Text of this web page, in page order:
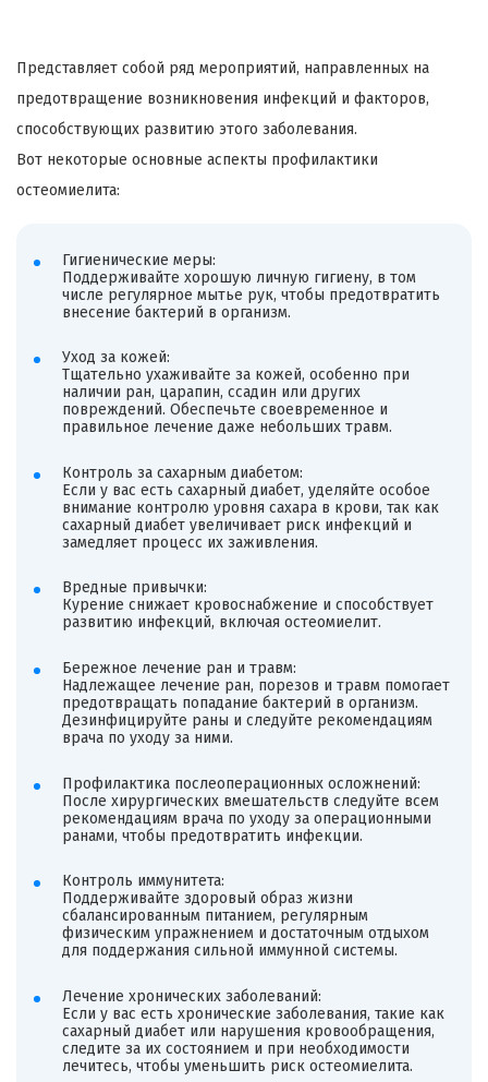
Представляет собой ряд мероприятий, направленных на
предотвращение возникновения инфекций и факторов,
способствующих развитию этого заболевания.
Вот некоторые основные аспекты профилактики
остеомиелита:
Гигиенические меры:
Поддерживайте хорошую личную гигиену, в том
числе регулярное мытье рук, чтобы предотвратить
внесение бактерий в организм.
Уход за кожей:
Тщательно ухаживайте за кожей, особенно при
наличии ран, царапин, ссадин или других
повреждений. Обеспечьте своевременное и
правильное лечение даже небольших травм.
Контроль за сахарным диабетом:
Если у вас есть сахарный диабет, уделяйте особое
внимание контролю уровня сахара в крови, так как
сахарный диабет увеличивает риск инфекций и
замедляет процесс их заживления.
Вредные привычки:
Курение снижает кровоснабжение и способствует
развитию инфекций, включая остеомиелит.
Бережное лечение ран и травм:
Надлежащее лечение ран, порезов и травм помогает
предотвращать попадание бактерий в организм.
Дезинфицируйте раны и следуйте рекомендациям
врача по уходу за ними.
Профилактика послеоперационных осложнений:
После хирургических вмешательств следуйте всем
рекомендациям врача по уходу за операционными
ранами, чтобы предотвратить инфекции.
Контроль иммунитета:
Поддерживайте здоровый образ жизни
сбалансированным питанием, регулярным
физическим упражнением и достаточным отдыхом
для поддержания сильной иммунной системы.
Лечение хронических заболеваний:
Если у вас есть хронические заболевания, такие как
сахарный диабет или нарушения кровообращения,
следите за их состоянием и при необходимости
лечитесь, чтобы уменьшить риск остеомиелита.